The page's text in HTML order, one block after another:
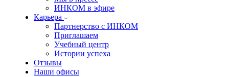
ИНКОМ в эфире
Карьера
Партнерство с ИНКОМ
Приглашаем
Учебный центр
Истории успеха
Отзывы
Наши офисы